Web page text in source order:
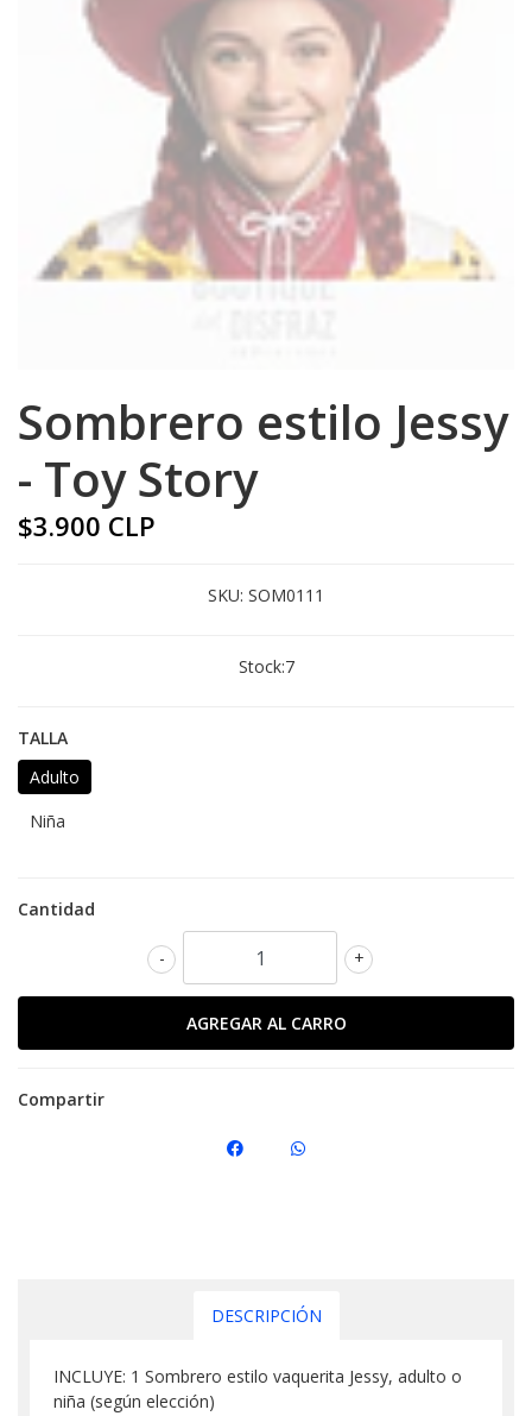
Sombrero estilo Jessy
- Toy Story
$3.900 CLP
SKU: SOM0111
Stock:7
TALLA
Adulto
Niña
Cantidad
+
-
Compartir
DESCRIPCIÓN
INCLUYE: 1 Sombrero estilo vaquerita Jessy, adulto o
niña (según elección)